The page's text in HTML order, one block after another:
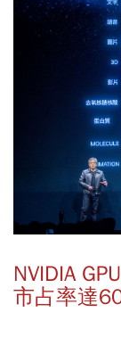
NVIDIA
市占率達